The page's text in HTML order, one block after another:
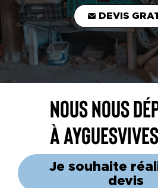
DEVIS
Nous nous
à Ayguesvives
Je souhaite
devis